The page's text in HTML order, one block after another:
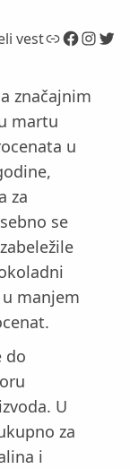
vestLink Facebook InstagramTwitter
značajnim
martu
u
za
se
manjem
do
U
za
i